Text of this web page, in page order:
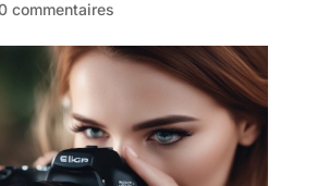
commentaires